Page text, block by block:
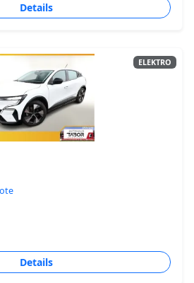
Details
ELEKTRO
Details